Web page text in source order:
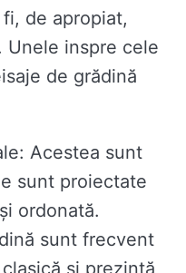
de apropiat,
Unele inspre cele
de grădină
Acestea sunt
sunt proiectate
ordonată.
sunt frecvent
și prezintă